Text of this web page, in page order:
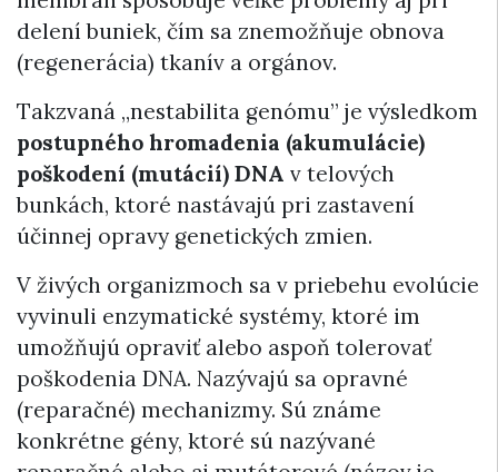
delení buniek, čím sa znemožňuje obnova
(regenerácia) tkanív a orgánov.
Takzvaná „nestabilita genómu” je výsledkom
postupného hromadenia (akumulácie)
poškodení (mutácií) DNA v telových
bunkách, ktoré nastávajú pri zastavení
účinnej opravy genetických zmien.
V živých organizmoch sa v priebehu evolúcie
vyvinuli enzymatické systémy, ktoré im
umožňujú opraviť alebo aspoň tolerovať
poškodenia DNA. Nazývajú sa opravné
(reparačné) mechanizmy. Sú známe
konkrétne gény, ktoré sú nazývané